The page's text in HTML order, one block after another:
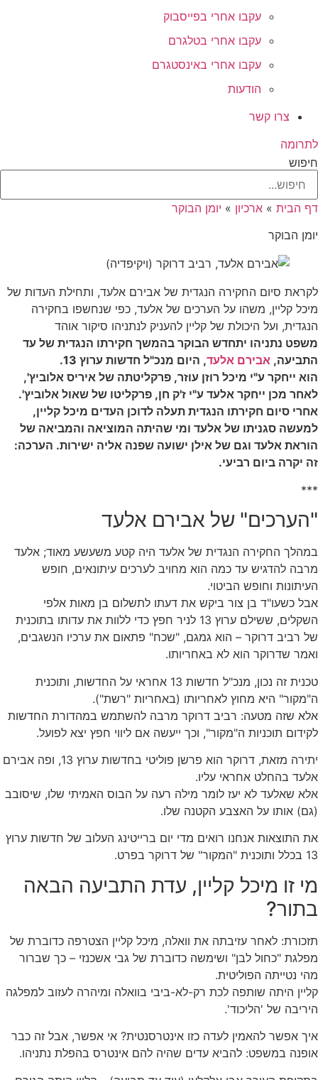
עקבו אחרי בפייסבוק
עקבו אחרי בטלגרם
עקבו אחרי באינסטגרם
הודעות
צרו קשר
לתרומה
חיפוש
דף הבית » ארכיון » יומן הבוקר
יומן הבוקר
לקראת סיום החקירה הנגדית של אבירם אלעד, ותחילת העדות של
מיכל קליין, משהו על הערכים של אלעד, כפי שנחשפו בחקירה
הנגדית, ועל היכולת של קליין להעניק לנתניהו סיקור אוהד
משפט נתניהו יתחדש הבוקר בהמשך חקירתו הנגדית של עד
התביעה, אבירם אלעד, היום מנכ"ל חדשות ערוץ 13.
הוא ייחקר ע"י מיכל רוזן עוזר, פרקליטתה של איריס אלוביץ',
לאחר מכן ייחקר אלעד ע"י ז'ק חן, פרקליטו של שאול אלוביץ'.
אחרי סיום חקירתו הנגדית תעלה לדוכן העדים מיכל קליין,
למעשה סגניתו של אלעד ומי שהיתה המוציאה והמביאה של
הוראת אלעד וגם של אילן ישועה שפנה אליה ישירות. הערכה:
זה יקרה ביום רביעי.
***
"הערכים" של אבירם אלעד
במהלך החקירה הנגדית של אלעד היה קטע משעשע מאוד; אלעד
מרבה להדגיש עד כמה הוא מחויב לערכים עיתונאים, חופש
העיתונות וחופש הביטוי.
אבל כשעו"ד בן צור ביקש את דעתו לתשלום בן מאות אלפי
השקלים, ששילם ערוץ 13 לניר חפץ כדי ללוות את עדותו בתוכנית
של רביב דרוקר – הוא גמגם, "שכח" פתאום את ערכיו הנשגבים,
ואמר שדרוקר הוא לא באחריותו.
טכנית זה נכון, מנכ"ל חדשות 13 אחראי על החדשות, ותוכנית
ה"מקור" היא מחוץ לאחריותו (באחריות "רשת").
אלא שזה מטעה: רביב דרוקר מרבה להשתמש במהדורת החדשות
לקידום תוכניות ה"מקור", וכך ייעשה אם ליווי חפץ יצא לפועל.
יתירה מזאת, דרוקר הוא פרשן פוליטי בחדשות ערוץ 13, ופה אבירם
אלעד בהחלט אחראי עליו.
אלא שאלעד לא יעז לומר מילה רעה על הבוס האמיתי שלו, שיסובב
(גם) אותו על האצבע הקטנה שלו.
את התוצאות אנחנו רואים מדי יום ברייטינג העלוב של חדשות ערוץ
13 בכלל ותוכנית "המקור" של דרוקר בפרט.
מי זו מיכל קליין, עדת התביעה הבאה
בתור?
תזכורת: לאחר עזיבתה את וואלה, מיכל קליין הצטרפה כדוברת של
מפלגת "כחול לבן" ושימשה כדוברת של גבי אשכנזי – כך שברור
מהי נטייתה הפוליטית.
קליין היתה שותפה לכת רק-לא-ביבי בוואלה ומיהרה לעזוב למפלגה
היריבה של 'הליכוד'.
איך אפשר להאמין לעדה כזו אינטרסנטית? אי אפשר, אבל זה כבר
אופנה במשפט: להביא עדים שהיה להם אינטרס בהפלת נתניהו.